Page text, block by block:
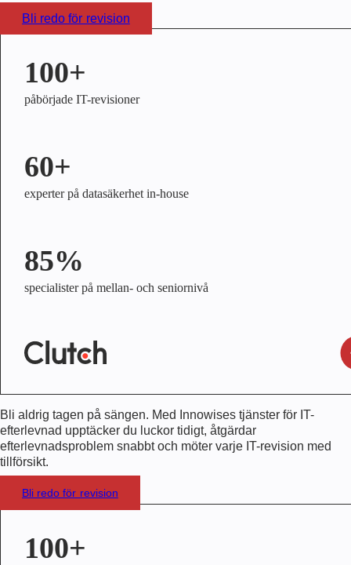
Bli redo för revision
100+
påbörjade IT-revisioner
60+
experter på datasäkerhet in-house
85%
specialister på mellan- och seniornivå
Bli aldrig tagen på sängen. Med Innowises tjänster för IT-
efterlevnad upptäcker du luckor tidigt, åtgärdar
efterlevnadsproblem snabbt och möter varje IT-revision med
tillförsikt.
Bli redo för revision
100+